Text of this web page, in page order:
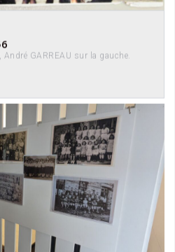
André GARREAU sur la gauche.